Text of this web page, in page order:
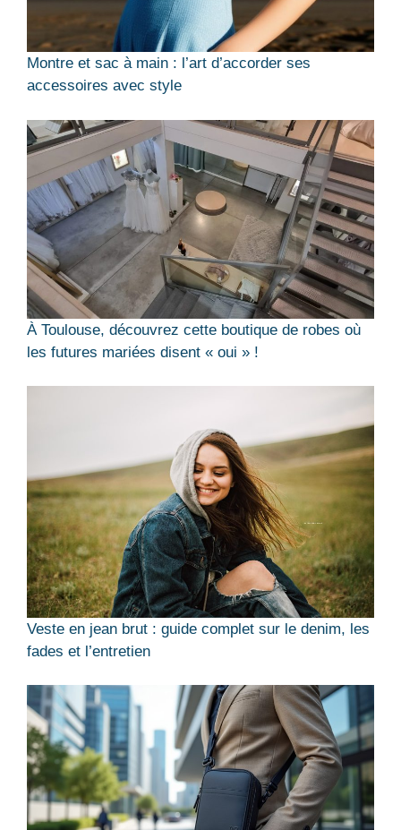
Montre et sac à main : l’art d’accorder ses
accessoires avec style
À Toulouse, découvrez cette boutique de robes où
les futures mariées disent « oui » !
Veste en jean brut : guide complet sur le denim, les
fades et l’entretien